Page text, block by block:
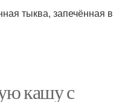
тыква, запечённая в
кашу с